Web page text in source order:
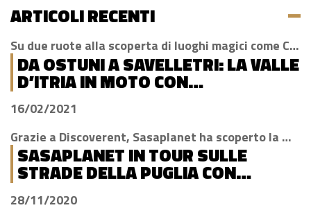
ARTICOLI RECENTI
Su due ruote alla scoperta di luoghi magici come Cisternino, Locorotondo e Alberobello
DA OSTUNI A SAVELLETRI: LA VALLE
D’ITRIA IN MOTO CON
DISCOVERENT
16/02/2021
Grazie a Discoverent, Sasaplanet ha scoperto la magia della nostra amata regione
SASAPLANET IN TOUR SULLE
STRADE DELLA PUGLIA CON
DISCOVERENT
28/11/2020